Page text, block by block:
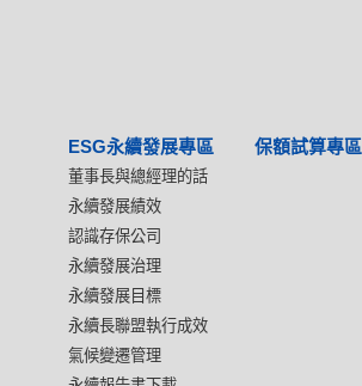
ESG永續發展專區
董事長與總經理的話
永續發展績效
認識存保公司
永續發展治理
永續發展目標
永續長聯盟執行成效
氣候變遷管理
保額試算專區